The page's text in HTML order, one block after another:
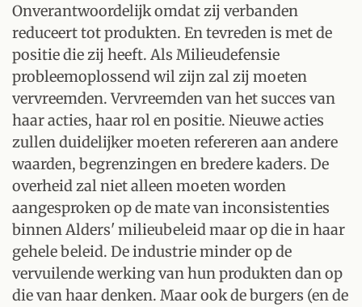
Onverantwoordelijk omdat zij verbanden
reduceert tot produkten. En tevreden is met de
positie die zij heeft. Als Milieudefensie
probleemoplossend wil zijn zal zij moeten
vervreemden. Vervreemden van het succes van
haar acties, haar rol en positie. Nieuwe acties
zullen duidelijker moeten refereren aan andere
waarden, begrenzingen en bredere kaders. De
overheid zal niet alleen moeten worden
aangesproken op de mate van inconsistenties
binnen Alders' milieubeleid maar op die in haar
gehele beleid. De industrie minder op de
vervuilende werking van hun produkten dan op
die van haar denken. Maar ook de burgers (en de